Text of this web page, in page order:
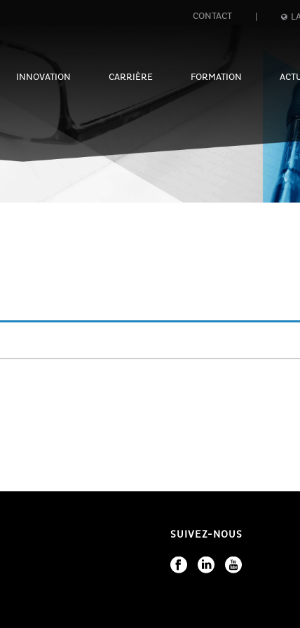
CONTACT |
INNOVATION CARRIÈRE FORMATION
SUIVEZ-NOUS